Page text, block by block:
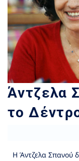
Άντζελα
το
Η Άντζελα Σπανού